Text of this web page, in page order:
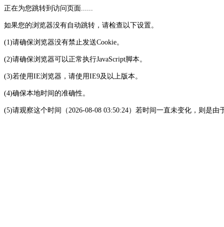
正在为您跳转到访问页面......
如果您的浏览器没有自动跳转，请检查以下设置。
(1)请确保浏览器没有禁止发送Cookie。
(2)请确保浏览器可以正常执行JavaScript脚本。
(3)若使用IE浏览器，请使用IE9及以上版本。
(4)确保本地时间的准确性。
(5)请观察这个时间（2026-08-08 03:50:24）若时间一直未变化，则是